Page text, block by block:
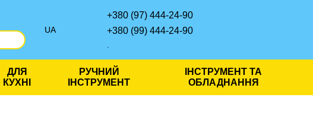
UA
+380 (97) 444-24-90
+380 (99) 444-24-90
ДЛЯ
КУХНІ
РУЧНИЙ
ІНСТРУМЕНТ
ІНСТРУМЕНТ ТА
ОБЛАДНАННЯ